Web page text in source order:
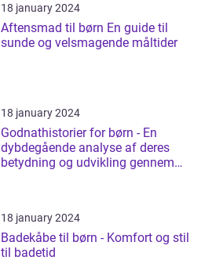
18 january 2024
Aftensmad til børn En guide til
sunde og velsmagende måltider
18 january 2024
Godnathistorier for børn - En
dybdegående analyse af deres
betydning og udvikling gennem
18 january 2024
Badekåbe til børn - Komfort og stil
til badetid